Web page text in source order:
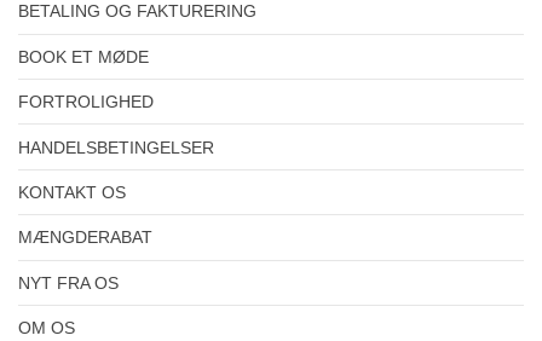
BETALING OG FAKTURERING
BOOK ET MØDE
FORTROLIGHED
HANDELSBETINGELSER
KONTAKT OS
MÆNGDERABAT
NYT FRA OS
OM OS